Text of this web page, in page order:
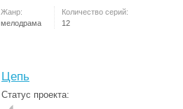
Жанр:
мелодрама
Количество серий:
12
Цепь
Статус проекта: